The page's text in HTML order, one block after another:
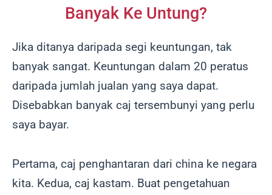
Banyak Ke Untung?
Jika ditanya daripada segi keuntungan, tak
banyak sangat. Keuntungan dalam 20 peratus
daripada jumlah jualan yang saya dapat.
Disebabkan banyak caj tersembunyi yang perlu
saya bayar.
Pertama, caj penghantaran dari china ke negara
kita. Kedua, caj kastam. Buat pengetahuan